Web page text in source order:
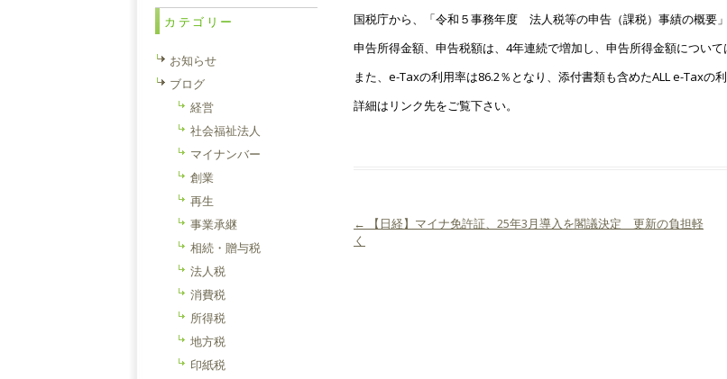
国税庁から、「令和５事務年度 法人税等の申告（課税）事績の概要」
申告所得金額、申告税額は、4年連続で増加し、申告所得金額について
また、e-Taxの利用率は86.2％となり、添付書類も含めたALL e-Taxの
詳細はリンク先をご覧下さい。
投稿ナビゲーション
←
【日経】マイナ免許証、25年3月導入を閣議決定 更新の負担軽
く
カテゴリー
お知らせ
ブログ
経営
社会福祉法人
マイナンバー
創業
再生
事業承継
相続・贈与税
法人税
消費税
所得税
地方税
印紙税